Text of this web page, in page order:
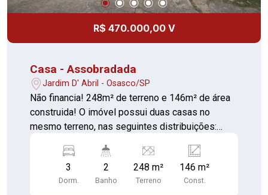
R$ 470.000,00 V
Casa - Assobradada
Jardim D' Abril - Osasco/SP
Não financia! 248m² de terreno e 146m² de área
construida! O imóvel possui duas casas no
mesmo terreno, nas seguintes distribuições:
Banheiro -Área de serviço Casa 02: -01
dormitório -Sala -Cozinha -Banheiro -Área de
serviço -Vaga de garagem para até 04 carros
3
Dorm.
2
Banho
248 m²
Terreno
146 m²
Const.